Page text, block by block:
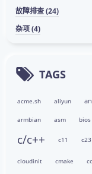
故障排查 (24)
杂项 (4)
TAGS
acme.sh aliyun
armbian asm bios
c/c++ c11 c23
cloudinit cmake